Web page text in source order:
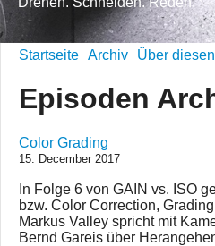
Startseite Archiv Über
Episoden
Color Grading
15. December 2017
In Folge 6 von GAIN vs. ISO
bzw. Color Correction,
Markus Valley spricht mit
Bernd Gareis über